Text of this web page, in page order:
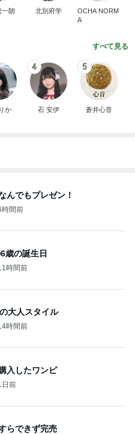
一朗 北別府学
OCHA NORM
A
すべて見る
か
4
石 安伊
5
蒼井心音
んでもプレゼン！
時間前
歳の誕生日
時間前
大人スタイル
時間前
入したワンピ
日前
らできず完売